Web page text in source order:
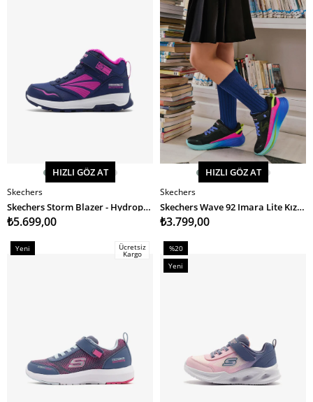
SEPETE EKLE
HIZLI GÖZ AT
Skechers
Skechers Storm Blazer - Hydropolis Kız Çocuk Spor Ayakkabı
₺5.699,00
SEPETE EKLE
HIZLI GÖZ AT
Skechers
Skechers Wave 92 Imara Lite Kız Çocuk Spor Ayakkabı
₺3.799,00
Yeni
Ücretsiz
Kargo
%20
İndirim
%20İndirim
Yeni